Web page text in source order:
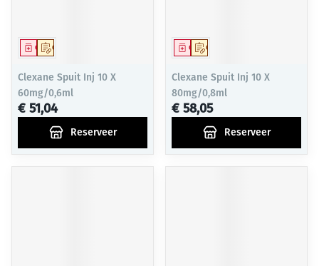
Op voorschrift
Geneesmiddel
Clexane Spuit Inj 10 X
60mg/0,6ml
€ 51,04
Reserveer
Op voorschrift
Geneesmiddel
Clexane Spuit Inj 10 X
80mg/0,8ml
€ 58,05
Reserveer